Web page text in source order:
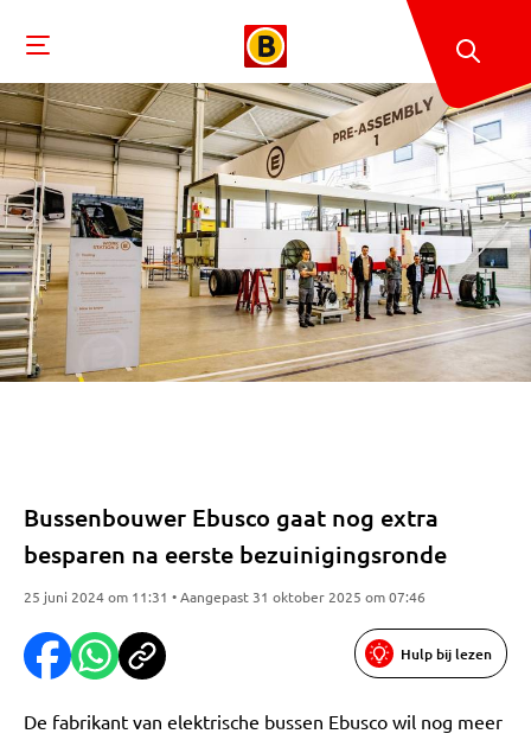
Bussenbouwer Ebusco gaat nog extra
besparen na eerste bezuinigingsronde
25 juni 2024 om 11:31 • Aangepast 31 oktober 2025 om 07:46
Hulp bij lezen
De fabrikant van elektrische bussen Ebusco wil nog meer